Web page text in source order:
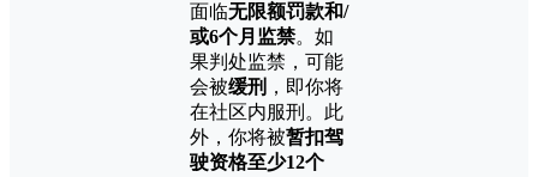
面临无限额罚款和/
或6个月监禁。如
果判处监禁，可能
会被缓刑 ，即你将
在社区内服刑。此
外，你将被暂扣驾
驶资格至少12个